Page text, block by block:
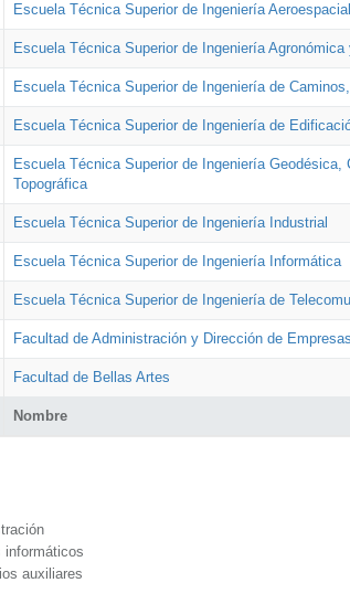
Nombre
Escuela Técnica Superior de Ingeniería
Escuela Técnica Superior de Ingeniería Agronómica
Escuela Técnica Superior de Ingeniería de
Escuela Técnica Superior de Ingeniería de
Escuela Técnica Superior de Ingeniería Geodésica,
Topográfica
Escuela Técnica Superior de Ingeniería Industrial
Escuela Técnica Superior de Ingeniería Informática
Escuela Técnica Superior de Ingeniería de
Facultad de Administración y Dirección de Empresas
Facultad de Bellas Artes
informáticos
auxiliares